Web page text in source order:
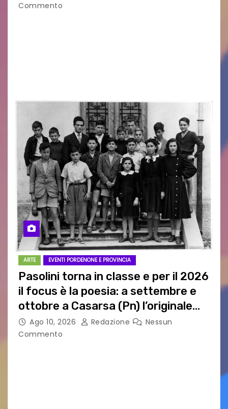
Commento
ARTE EVENTI PORDENONE E PROVINCIA
Pasolini torna in classe e per il 2026
il focus è la poesia: a settembre e
ottobre a Casarsa (Pn) l’originale
percorso per docenti delle scuole
medie e superiori
Ago 10, 2026 Redazione
Nessun
Commento